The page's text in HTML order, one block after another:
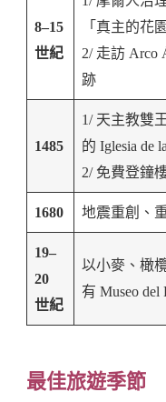
8–15
世紀
「真主的花
2/ 走訪 Arco
跡
1485
1/ 天主教雙
的 Iglesia de
2/ 免費登鐘
1680 地震重創、
19–
20
世紀
以小麥、橄
有 Museo
最佳旅遊季節